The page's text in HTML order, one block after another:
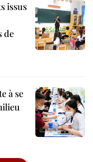
issus
de
à se